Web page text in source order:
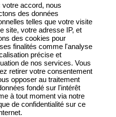
film de Franck Dubosc
Le Roman de Marceau Miller
votre accord, nous
des données
telles que votre visite
site, votre adresse IP, et
des cookies pour
finalités comme l'analyse
précise et
de nos services. Vous
retirer votre consentement
opposer au traitement
fondé sur l'intérêt
à tout moment via notre
de confidentialité sur ce